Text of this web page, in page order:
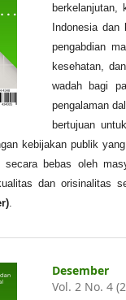
berkelanjutan,
Indonesia
pengabdian
kesehatan,
wadah bagi
pengalaman
bertujuan
kebijakan publik
bebas oleh
dan orisinalitas
.
Desember
Vol. 2 No. 4